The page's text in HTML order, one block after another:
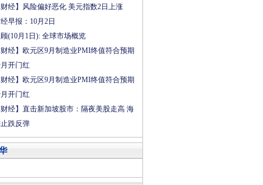
财经】风险偏好恶化 美元指数2日上涨
早报：10月2日
(10月1日): 全球市场概览
财经】欧元区9月制造业PMI终值符合预期
开门红
财经】欧元区9月制造业PMI终值符合预期
开门红
财经】直击新加坡股市：隔夜美股走高 海
跌反弹